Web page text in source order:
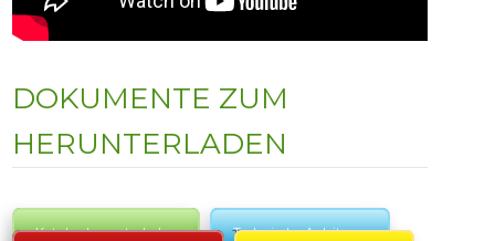
DOKUMENTE ZUM
HERUNTERLADEN
Katalog herunterladen
Technische Anleitung